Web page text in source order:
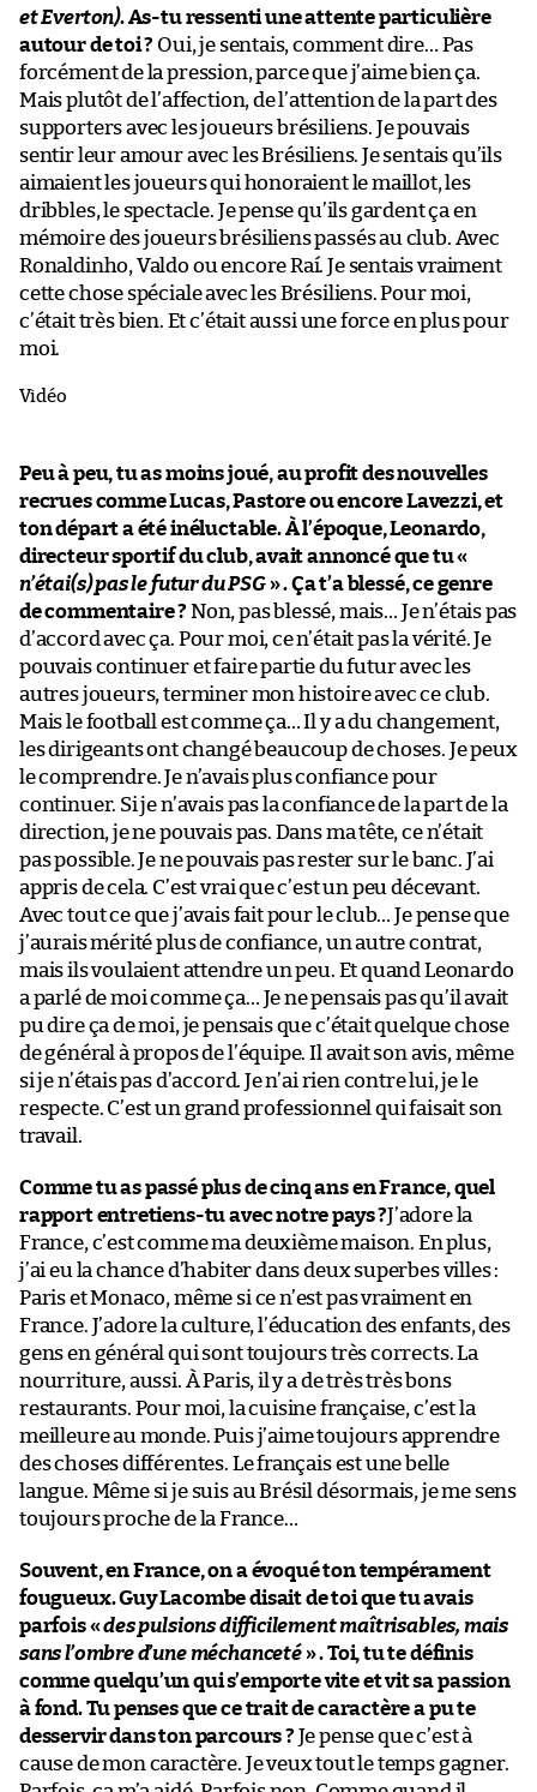
et Everton). As-tu ressenti une attente particulière
autour de toi ? Oui, je sentais, comment dire… Pas
forcément de la pression, parce que j’aime bien ça.
Mais plutôt de l’affection, de l’attention de la part des
supporters avec les joueurs brésiliens. Je pouvais
sentir leur amour avec les Brésiliens. Je sentais qu’ils
aimaient les joueurs qui honoraient le maillot, les
dribbles, le spectacle. Je pense qu’ils gardent ça en
mémoire des joueurs brésiliens passés au club. Avec
Ronaldinho, Valdo ou encore Raí. Je sentais vraiment
cette chose spéciale avec les Brésiliens. Pour moi,
c’était très bien. Et c’était aussi une force en plus pour
moi.
Vidéo
Peu à peu, tu as moins joué, au profit des nouvelles
recrues comme Lucas, Pastore ou encore Lavezzi, et
ton départ a été inéluctable. À l’époque, Leonardo,
directeur sportif du club, avait annoncé que tu «
n’étai(s) pas le futur du PSG» . Ça t’a blessé, ce genre
de commentaire ? Non, pas blessé, mais… Je n’étais pas
d’accord avec ça. Pour moi, ce n’était pas la vérité. Je
pouvais continuer et faire partie du futur avec les
autres joueurs, terminer mon histoire avec ce club.
Mais le football est comme ça… Il y a du changement,
les dirigeants ont changé beaucoup de choses. Je peux
le comprendre. Je n’avais plus confiance pour
continuer. Si je n’avais pas la confiance de la part de la
direction, je ne pouvais pas. Dans ma tête, ce n’était
pas possible. Je ne pouvais pas rester sur le banc. J’ai
appris de cela. C’est vrai que c’est un peu décevant.
Avec tout ce que j’avais fait pour le club… Je pense que
j’aurais mérité plus de confiance, un autre contrat,
mais ils voulaient attendre un peu. Et quand Leonardo
a parlé de moi comme ça… Je ne pensais pas qu’il avait
pu dire ça de moi, je pensais que c’était quelque chose
de général à propos de l’équipe. Il avait son avis, même
si je n’étais pas d’accord. Je n’ai rien contre lui, je le
respecte. C’est un grand professionnel qui faisait son
travail.
Comme tu as passé plus de cinq ans en France, quel
rapport entretiens-tu avec notre pays ?J’adore la
France, c’est comme ma deuxième maison. En plus,
j’ai eu la chance d’habiter dans deux superbes villes :
Paris et Monaco, même si ce n’est pas vraiment en
France. J’adore la culture, l’éducation des enfants, des
gens en général qui sont toujours très corrects. La
nourriture, aussi. À Paris, il y a de très très bons
restaurants. Pour moi, la cuisine française, c’est la
meilleure au monde. Puis j’aime toujours apprendre
des choses différentes. Le français est une belle
langue. Même si je suis au Brésil désormais, je me sens
toujours proche de la France…
Souvent, en France, on a évoqué ton tempérament
fougueux. Guy Lacombe disait de toi que tu avais
parfois «des pulsions difficilement maîtrisables, mais
sans l’ombre d’une méchanceté» . Toi, tu te définis
comme quelqu’un qui s’emporte vite et vit sa passion
à fond. Tu penses que ce trait de caractère a pu te
desservir dans ton parcours ? Je pense que c’est à
cause de mon caractère. Je veux tout le temps gagner.